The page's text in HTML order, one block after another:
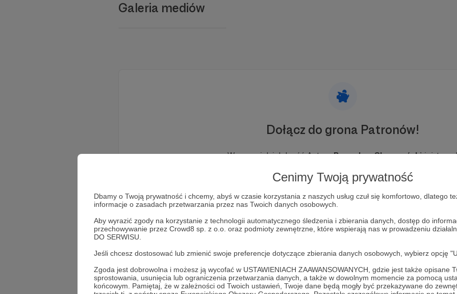
Cenimy Twoją prywatność
Dbamy o Twoją prywatność i chcemy, abyś w czasie korzystania z naszych usług czuł się komfortowo, dlatego
informacje o zasadach przetwarzania przez nas Twoich danych osobowych.
Aby wyrazić zgody na korzystanie z technologii automatycznego śledzenia i zbierania danych, dostęp do
przechowywanie przez Crowd8 sp. z o.o. oraz podmioty zewnętrzne, które wspierają nas w prowadzeniu
DO SERWISU.
Jeśli chcesz dostosować lub zmienić swoje preferencje dotyczące zbierania danych osobowych, wybierz opcję
Zgoda jest dobrowolna i możesz ją wycofać w USTAWIENIACH ZAAWANSOWANYCH, gdzie jest także opisane
sprostowania, usunięcia lub ograniczenia przetwarzania danych, a także w dowolnym momencie za pomocą
końcowym. Pamiętaj, że w zależności od Twoich ustawień, Twoje dane będą mogły być przekazywane do
Galeria mediów
Dołącz do grona Patronów!
Wesprzyj działalność AutoraBogusław Słupczyńskijuż
Zostań Patronem
Promowani autorzy